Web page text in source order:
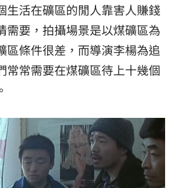
生活在礦區的閒人靠害人賺錢
需要，拍攝場景是以煤礦區為
區條件很差，而導演李楊為追
常常需要在煤礦區待上十幾個